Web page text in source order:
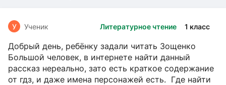
Литературное чтение 1 класс
У Ученик
Добрый день, ребёнку задали читать Зощенко
Большой человек, в интернете найти данный
рассказ нереально, зато есть краткое содержание
от гдз, и даже имена персонажей есть. Где найти